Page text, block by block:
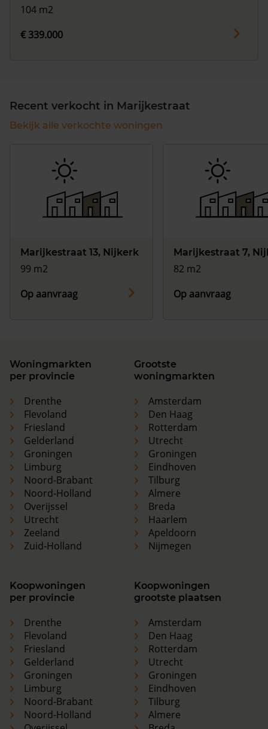
104 m2
€ 339.000
Recent verkocht in Marijkestraat
Bekijk alle verkochte woningen
Marijkestraat 13, Nijkerk
99 m2
Op aanvraag
Marijkestraat 7,
82 m2
Op aanvraag
Woningmarkten
per provincie
Drenthe
Flevoland
Friesland
Gelderland
Groningen
Limburg
Noord-Brabant
Noord-Holland
Overijssel
Utrecht
Zeeland
Zuid-Holland
Grootste
woningmarkten
Amsterdam
Den Haag
Rotterdam
Utrecht
Groningen
Eindhoven
Tilburg
Almere
Breda
Haarlem
Apeldoorn
Nijmegen
Koopwoningen
per provincie
Drenthe
Flevoland
Friesland
Gelderland
Groningen
Limburg
Noord-Brabant
Noord-Holland
Koopwoningen
grootste plaatsen
Amsterdam
Den Haag
Rotterdam
Utrecht
Groningen
Eindhoven
Tilburg
Almere